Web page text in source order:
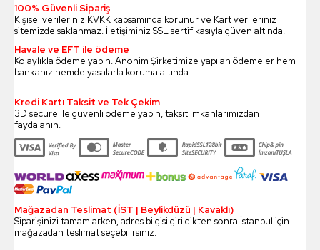
100% Güvenli Sipariş
Kişisel verileriniz KVKK kapsamında korunur ve Kart verileriniz
sitemizde saklanmaz. İletişiminiz SSL sertifikasıyla güven altında.
Havale ve EFT ile ödeme
Kolaylıkla ödeme yapın. Anonim Şirketimize yapılan ödemeler hem
bankanız hemde yasalarla koruma altında.
Kredi Kartı Taksit ve Tek Çekim
3D secure ile güvenli ödeme yapın, taksit imkanlarımızdan
faydalanın.
Mağazadan Teslimat (İST | Beylikdüzü | Kavaklı)
Siparişinizi tamamlarken, adres bilgisi girildikten sonra İstanbul için
mağazadan teslimat seçebilirsiniz.